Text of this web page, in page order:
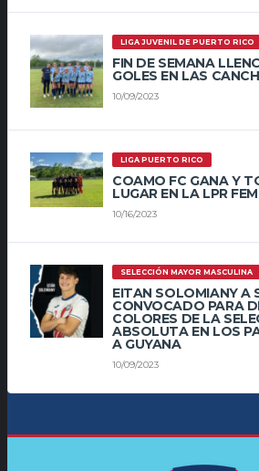
LIGA JUVENIL DE PUERTO RICO
FIN DE SEMANA
GOLES EN LAS
10/09/2023
LIGA PUERTO RICO
COAMO FC GANA Y
LUGAR EN LA LPR
10/16/2023
SELECCIÓN MAYOR MASCULINA
EITAN SOLOMIANY A
CONVOCADO PARA
COLORES DE LA
ABSOLUTA EN LOS
A GUYANA
10/09/2023